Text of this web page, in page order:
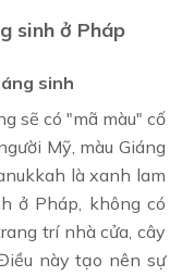
sinh ở Pháp
sinh
sẽ có "mã màu" cố
Mỹ, màu Giáng
là xanh lam
ở Pháp, không có
trí nhà cửa, cây
này tạo nên sự